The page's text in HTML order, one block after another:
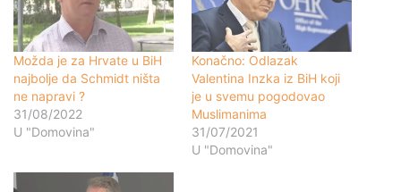
Možda je za Hrvate u BiH
najbolje da Schmidt ništa
ne napravi ?
31/08/2022
U "Domovina"
Konačno: Odlazak
Valentina Inzka iz BiH koji
je u svemu pogodovao
Muslimanima
31/07/2021
U "Domovina"